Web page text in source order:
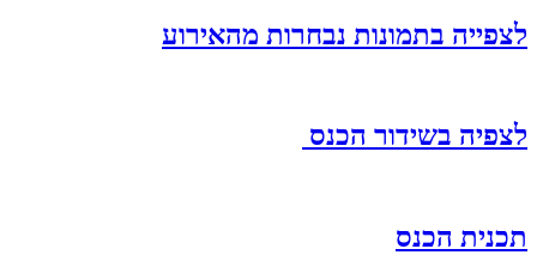
לצפייה בתמונות נבחרות מהאירוע
לצפיה בשידור הכנס
תכנית הכנס